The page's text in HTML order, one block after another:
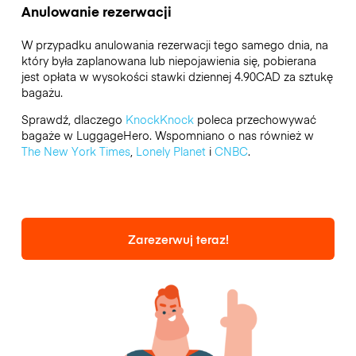
Anulowanie rezerwacji
W przypadku anulowania rezerwacji tego samego dnia, na
który była zaplanowana lub niepojawienia się, pobierana
jest opłata w wysokości stawki dziennej 4.90CAD za sztukę
bagażu.
Sprawdź, dlaczego KnockKnockpoleca przechowywać
bagaże w LuggageHero. Wspomniano o nas również w
The New York Times, Lonely Planeti CNBC.
Zarezerwuj teraz!